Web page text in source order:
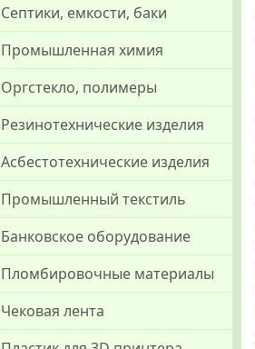
Септики, емкости, баки
Промышленная химия
Оргстекло, полимеры
Резинотехнические изделия
Асбестотехнические изделия
Промышленный текстиль
Банковское оборудование
Пломбировочные материалы
Чековая лента